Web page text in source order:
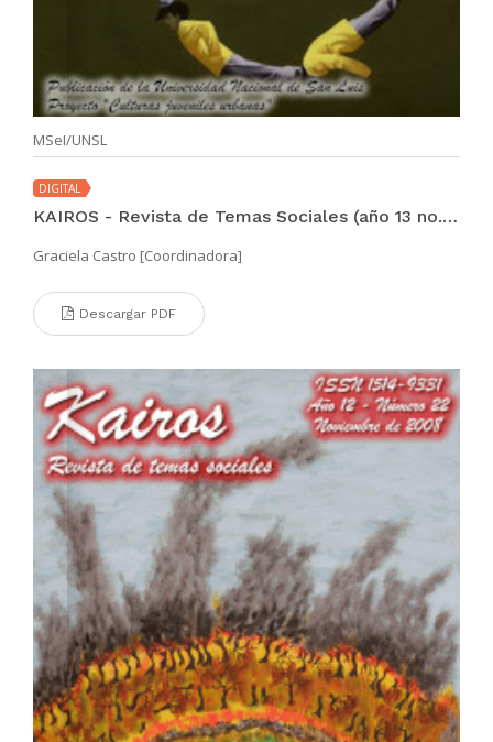
MSeI/UNSL
DIGITAL
KAIROS - Revista de Temas Sociales (año 13 no. 23 abr 2009)
Graciela Castro [Coordinadora]
Descargar PDF